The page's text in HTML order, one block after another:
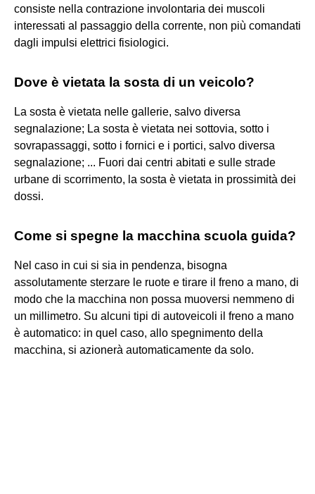
consiste nella contrazione involontaria dei muscoli
interessati al passaggio della corrente, non più comandati
dagli impulsi elettrici fisiologici.
Dove è vietata la sosta di un veicolo?
La sosta è vietata nelle gallerie, salvo diversa
segnalazione; La sosta è vietata nei sottovia, sotto i
sovrapassaggi, sotto i fornici e i portici, salvo diversa
segnalazione; ... Fuori dai centri abitati e sulle strade
urbane di scorrimento, la sosta è vietata in prossimità dei
dossi.
Come si spegne la macchina scuola guida?
Nel caso in cui si sia in pendenza, bisogna
assolutamente sterzare le ruote e tirare il freno a mano, di
modo che la macchina non possa muoversi nemmeno di
un millimetro. Su alcuni tipi di autoveicoli il freno a mano
è automatico: in quel caso, allo spegnimento della
macchina, si azionerà automaticamente da solo.